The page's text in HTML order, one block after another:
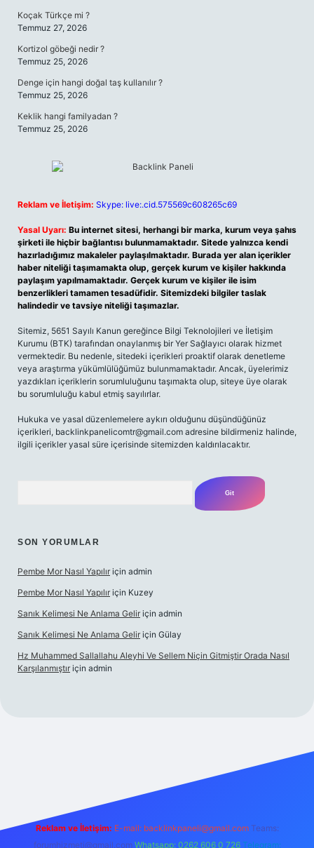
Koçak Türkçe mi ?
Temmuz 27, 2026
Kortizol göbeği nedir ?
Temmuz 25, 2026
Denge için hangi doğal taş kullanılır ?
Temmuz 25, 2026
Keklik hangi familyadan ?
Temmuz 25, 2026
Reklam ve İletişim: Skype: live:.cid.575569c608265c69
Yasal Uyarı: Bu internet sitesi, herhangi bir marka, kurum veya şahıs
şirketi ile hiçbir bağlantısı bulunmamaktadır. Sitede yalnızca kendi
hazırladığımız makaleler paylaşılmaktadır. Burada yer alan içerikler
haber niteliği taşımamakta olup, gerçek kurum ve kişiler hakkında
paylaşım yapılmamaktadır. Gerçek kurum ve kişiler ile isim
benzerlikleri tamamen tesadüfidir. Sitemizdeki bilgiler taslak
halindedir ve tavsiye niteliği taşımazlar.
Sitemiz, 5651 Sayılı Kanun gereğince Bilgi Teknolojileri ve İletişim
Kurumu (BTK) tarafından onaylanmış bir Yer Sağlayıcı olarak hizmet
vermektedir. Bu nedenle, sitedeki içerikleri proaktif olarak denetleme
veya araştırma yükümlülüğümüz bulunmamaktadır. Ancak, üyelerimiz
yazdıkları içeriklerin sorumluluğunu taşımakta olup, siteye üye olarak
bu sorumluluğu kabul etmiş sayılırlar.
Hukuka ve yasal düzenlemelere aykırı olduğunu düşündüğünüz
içerikleri, backlinkpanelicomtr@gmail.com adresine bildirmeniz halinde,
ilgili içerikler yasal süre içerisinde sitemizden kaldırılacaktır.
SON YORUMLAR
Pembe Mor Nasıl Yapılır için admin
Pembe Mor Nasıl Yapılır için Kuzey
Sanık Kelimesi Ne Anlama Gelir için admin
Sanık Kelimesi Ne Anlama Gelir için Gülay
Hz Muhammed Sallallahu Aleyhi Ve Sellem Niçin Gitmiştir Orada Nasıl
Karşılanmıştır için admin
Reklam ve İletişim: E-mail: backlinkpaneli@gmail.com Teams:
forumhizmeti@gmail.com Whatsapp: 0262 606 0 726 Telegram: